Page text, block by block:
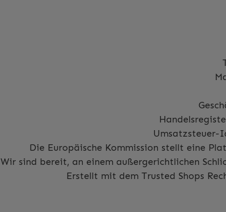
Umsatzsteuer-
Die Europäische Kommission stellt eine
Wir sind bereit, an einem außergerichtlichen
Erstellt mit dem Trusted Shops